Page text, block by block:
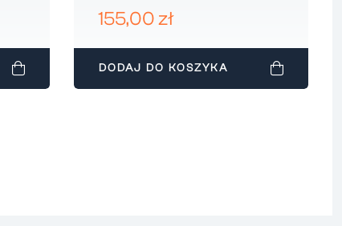
FAHR 002388384
155,00 zł
DODAJ DO KOSZYKA